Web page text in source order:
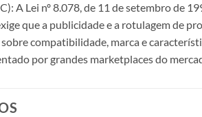
A Lei nº 8.078, de 11 de setembro de
que a publicidade e a rotulagem de
compatibilidade, marca e
por grandes marketplaces do